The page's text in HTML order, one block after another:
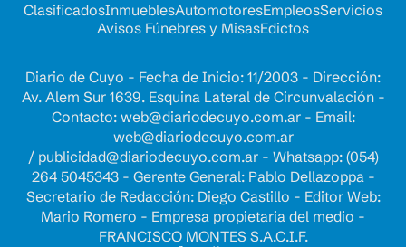
ClasificadosInmueblesAutomotoresEmpleosServicios
Avisos Fúnebres y MisasEdictos
Diario de Cuyo - Fecha de Inicio: 11/2003 - Dirección:
Av. Alem Sur 1639. Esquina Lateral de Circunvalación -
Contacto: web@diariodecuyo.com.ar- Email:
web@diariodecuyo.com.ar
/ publicidad@diariodecuyo.com.ar- Whatsapp: (054)
264 5045343 - Gerente General: Pablo Dellazoppa -
Secretario de Redacción: Diego Castillo - Editor Web:
Mario Romero - Empresa propietaria del medio -
FRANCISCO MONTES S.A.C.I.F.